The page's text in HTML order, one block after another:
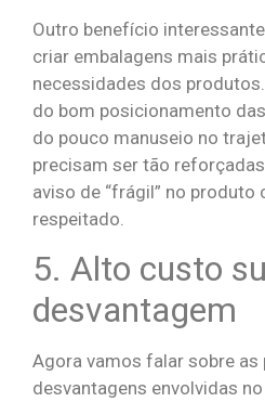
Outro benefício
criar embalagens mais
necessidades dos
do bom posicionamento
do pouco manuseio no
precisam ser tão
aviso de “frágil” no
respeitado.
5. Alto custo
desvantagem
Agora vamos falar sobre as
desvantagens envolvidas